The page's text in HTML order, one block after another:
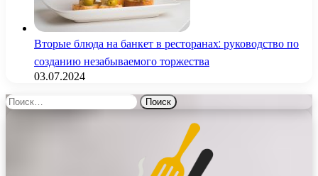
Вторые блюда на банкет в ресторанах: руководство по
созданию незабываемого торжества
03.07.2024
Найти: